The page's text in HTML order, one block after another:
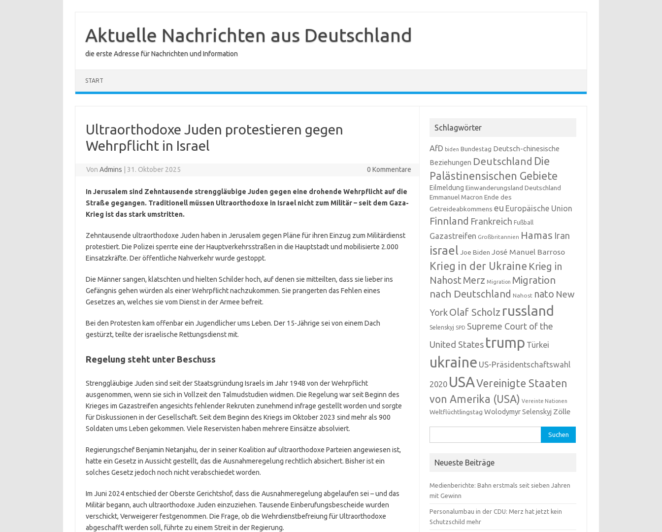
springen
Aktuelle Nachrichten aus Deutschland
die erste Adresse für Nachrichten und Information
START
Ultraorthodoxe Juden protestieren gegen
Wehrpflicht in Israel
VonAdmins 31. Oktober 2025 0 Kommentare
In Jerusalem sind Zehntausende strenggläubige Juden gegen eine drohende Wehrpflicht auf die
Straße gegangen. Traditionell müssen Ultraorthodoxe in Israel nicht zum Militär – seit dem Gaza-
Krieg ist das stark umstritten.
Zehntausende ultraorthodoxe Juden haben in Jerusalem gegen Pläne für ihren Einzug zum Militärdienst
protestiert. Die Polizei sperrte eine der Hauptverkehrsstraßen in die Hauptstadt und mobilisierte 2.000
Einsatzkräfte. Der öffentliche Nahverkehr wurde gestoppt.
Die Männer sangen, klatschten und hielten Schilder hoch, auf denen sie mitteilten, dass sie lieber ins
Gefängnis gehen würden als einer Wehrpflicht nachzukommen. Sie prangerten das Fehlen eines
Gesetzes an, welches sie vom Dienst in der Armee befreit.
Bei den Protesten kam offenbar ein Jugendlicher ums Leben. Der 15-Jährige sei von einem Dach
gestürzt, teilte der israelische Rettungsdienst mit.
Regelung steht unter Beschuss
Strenggläubige Juden sind seit der Staatsgründung Israels im Jahr 1948 von der Wehrpflicht
ausgenommen, wenn sie sich in Vollzeit den Talmudstudien widmen. Die Regelung war seit Beginn des
Krieges im Gazastreifen angesichts fehlender Rekruten zunehmend infrage gestellt worden und sorgte
für Diskussionen in der Gesellschaft. Seit dem Beginn des Kriegs im Oktober 2023 sind mehr als 900
Soldaten ums Leben gekommen. Viele Reservisten haben mehrere Einsätze absolviert.
Regierungschef Benjamin Netanjahu, der in seiner Koalition auf ultraorthodoxe Parteien angewiesen ist,
hatte ein Gesetz in Aussicht gestellt, das die Ausnahmeregelung rechtlich absichert. Bisher ist ein
solches Gesetz jedoch noch nicht verabschiedet worden.
Im Juni 2024 entschied der Oberste Gerichtshof, dass die Ausnahmeregelung abgelaufen sei – und das
Militär begann, auch ultraorthodoxe Juden einzuziehen. Tausende Einberufungsbescheide wurden
verschickt, Verweigerer festgenommen. Die Frage, ob die Wehrdienstbefreiung für Ultraorthodoxe
abgeschafft werden soll, führte zu einem Streit in der Regierung.
Schlagwörter
AfD biden Bundestag Deutsch-chinesische
Beziehungen Deutschland Die
Palästinensischen Gebiete
Eilmeldung Einwanderungsland Deutschland
Emmanuel Macron Ende des
Getreideabkommens eu Europäische Union
Finnland Frankreich Fußball
Gazastreifen Großbritannien Hamas Iran
israel Joe Biden José Manuel Barroso
Krieg in der Ukraine Krieg in
NahostMerz Migration Migration
nach Deutschland Nahost nato New
YorkOlaf Scholz russland
Selenskyj SPD Supreme Court of the
United States trump Türkei
ukraine US-Präsidentschaftswahl
2020 USAVereinigte Staaten
von Amerika (USA) Vereinte Nationen
Weltflüchtlingstag Wolodymyr Selenskyj Zölle
nach:
Neueste Beiträge
Medienberichte: Bahn erstmals seit sieben Jahren
mit Gewinn
Personalumbau in der CDU: Merz hat jetzt kein
Schutzschild mehr